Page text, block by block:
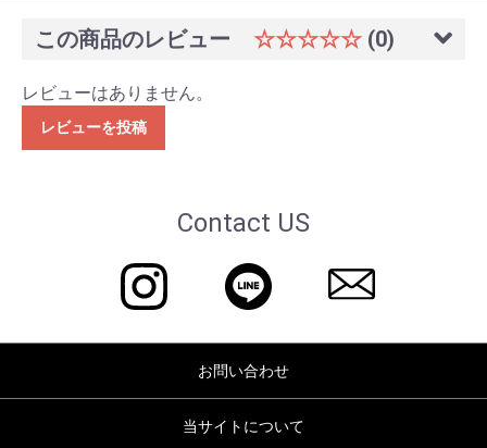
この商品のレビュー ☆☆☆☆☆ (0)
レビューはありません。
レビューを投稿
Contact US
お問い合わせ
当サイトについて